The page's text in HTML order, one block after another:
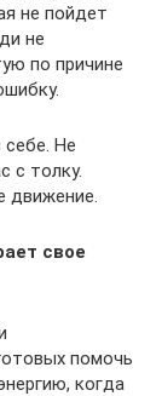
не пойдет
не
по причине
себе. Не
с толку.
движение.
свое
помочь
когда